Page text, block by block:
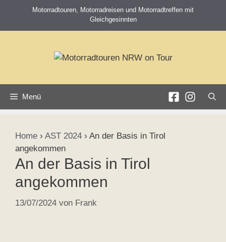
springen
Motorradtouren, Motorradreisen und Motorradtreffen mit
Gleichgesinnten
Menü
Home › AST 2024 › An der Basis in Tirol
angekommen
An der Basis in Tirol
angekommen
13/07/2024 von Frank